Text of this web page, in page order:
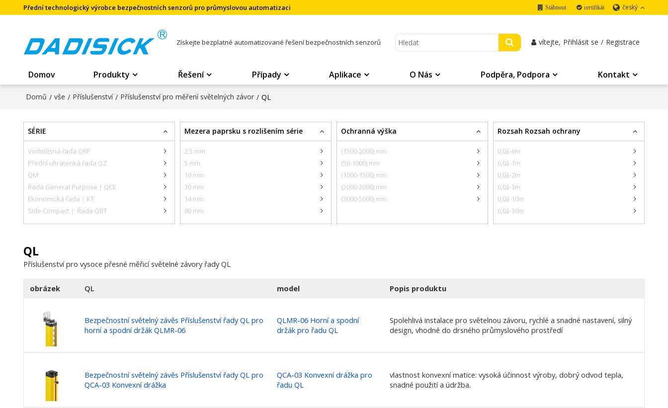
Přední technologický výrobce bezpečnostních senzorů pro průmyslovou automatizaci Stáhnout certifikát český
Získejte bezplatné automatizované řešení bezpečnostních senzorů vítejte, Přihlásit se / Registrace
Domov Produkty Řešení Případy Aplikace O Nás Podpěra, Podpora Kontakt
Domů / vše / Příslušenství / Příslušenství pro měření světelných závor / QL
SÉRIE
Vodotěsná řada QRF
Přední ultratenká řada QZ
QM
Řada General Purpose｜QCE
Ekonomická řada｜KT
Side Compact｜ Řada QBT
Odstranění mrtvých zón｜QO Series
Multi-Sided Access Protection｜QSA Series
Mezera paprsku s rozlišením série
2,5 mm
5 mm
10 mm
30 mm
14 mm
80 mm
40 mm
Ochranná výška
(1500-2000) mm
(50-1000) mm
(1000-1500) mm
(2000-3000) mm
(3000-5000) mm
Rozsah Rozsah ochrany
0,03-6m
0,03-1m
0,03-2m
0,03-3m
0,03-10m
0,03-30m
0,03-15m
QL
Příslušenství pro vysoce přesné měřicí světelné závory řady QL
obrázek QL model Popis produktu
Bezpečnostní světelný závěs Příslušenství řady QL pro
horní a spodní držák QLMR-06
QLMR-06 Horní a spodní
držák pro řadu QL
Spolehlivá instalace pro světelnou závoru, rychlé a snadné nastavení, silný
design, vhodné do drsného průmyslového prostředí
Bezpečnostní světelný závěs Příslušenství řady QL pro
QCA-03 Konvexní drážka
QCA-03 Konvexní drážka pro
řadu QL
vlastnost konvexní matice: vysoká účinnost výroby, dobrý odvod tepla,
snadné použití a údržba.